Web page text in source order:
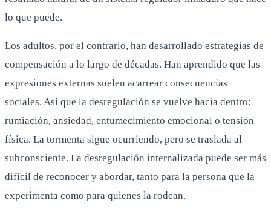
lo que puede.
Los adultos, por el contrario, han desarrollado estrategias de
compensación a lo largo de décadas. Han aprendido que las
expresiones externas suelen acarrear consecuencias
sociales. Así que la desregulación se vuelve hacia dentro:
rumiación, ansiedad, entumecimiento emocional o tensión
física. La tormenta sigue ocurriendo, pero se traslada al
subconsciente. La desregulación internalizada puede ser más
difícil de reconocer y abordar, tanto para la persona que la
experimenta como para quienes la rodean.